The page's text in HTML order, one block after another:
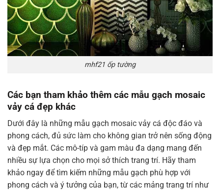
mhf21 ốp tường
Các bạn tham khảo thêm các mẫu gạch mosaic
vảy cá đẹp khác
Dưới đây là những mẫu gạch mosaic vảy cá độc đáo và
phong cách, đủ sức làm cho không gian trở nên sống động
và đẹp mắt. Các mô-típ và gam màu đa dạng mang đến
nhiều sự lựa chọn cho mọi sở thích trang trí. Hãy tham
khảo ngay để tìm kiếm những mẫu gạch phù hợp với
phong cách và ý tưởng của bạn, từ các mảng trang trí như